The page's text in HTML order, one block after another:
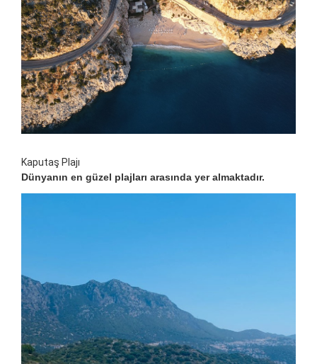
Kaputaş Plajı
Dünyanın en güzel plajları arasında yer almaktadır.